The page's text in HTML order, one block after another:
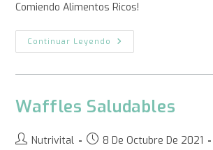
Comiendo Alimentos Ricos!
Continuar Leyendo
Waffles Saludables
Nutrivital 8 De Octubre De 2021